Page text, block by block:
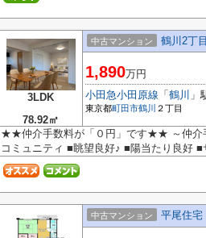
3LDK
78.92㎡
中古マンション 鶴川2丁
1,890万円
小田急小田原線 「 鶴川 」
東京都町田市鶴川 ２丁目
★★仲介手数料が「０円」です★★ ～仲介
コミュニティ ■眺望良好♪ ■陽当たり良好
中古マンション 平尾住宅